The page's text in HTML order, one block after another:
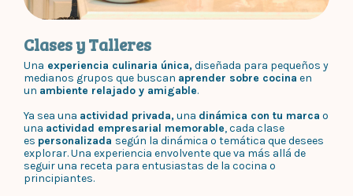
Clases y Talleres
Una experiencia culinaria única,diseñada para pequeños y
medianos grupos que buscan aprender sobre cocina en
un ambiente relajado y amigable.
Ya sea una actividad privada,una dinámica con tu marca o
una actividad empresarial memorable, cada clase
es personalizada según la dinámica o temática que desees
explorar. Una experiencia envolvente que va más allá de
seguir una receta para entusiastas de la cocina o
principiantes.